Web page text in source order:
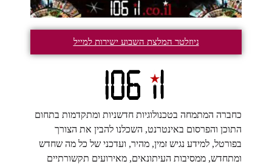
ניוזלטר המלצת השבוע ישירות למייל
כחברה המתמחה בטכנולוגיות חדשניות ומתקדמות בתחום
התוכן והפרסום באינטרנט, השכלנו להבין את הצורך
בפורטל, למידע נגיש זמין, מהיר, ועדכני של כל מה שחדש
ומתחדש, ממסיבות העיתונאים, מאירועים תקשורתיים